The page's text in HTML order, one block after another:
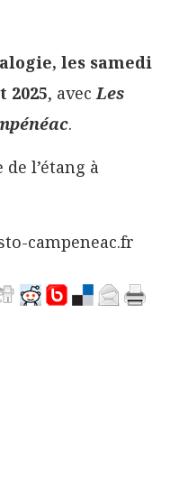
les samedi
2025, avec Les
.
de l’étang à
campeneac.fr